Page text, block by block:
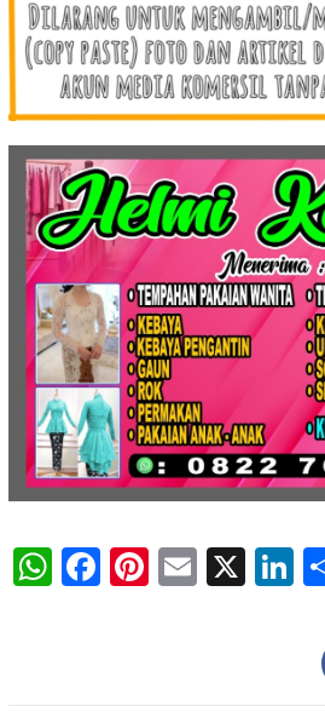
WhatsApp
Facebook
Pinterest
Email
X